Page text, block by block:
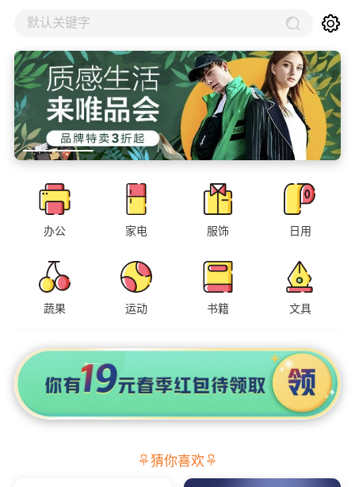
默认关键字
办公 家电 服饰 日用
蔬果 运动 书籍 文具
猜你喜欢